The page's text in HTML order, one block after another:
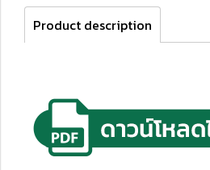
Product description